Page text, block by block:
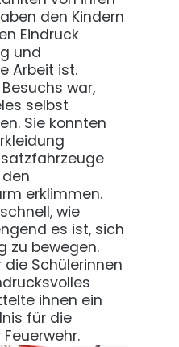
den Kindern
Eindruck
und
Arbeit ist.
war,
selbst
Sie konnten
erklimmen.
wie
es ist, sich
zu bewegen.
die Schülerinnen
ihnen ein
für die